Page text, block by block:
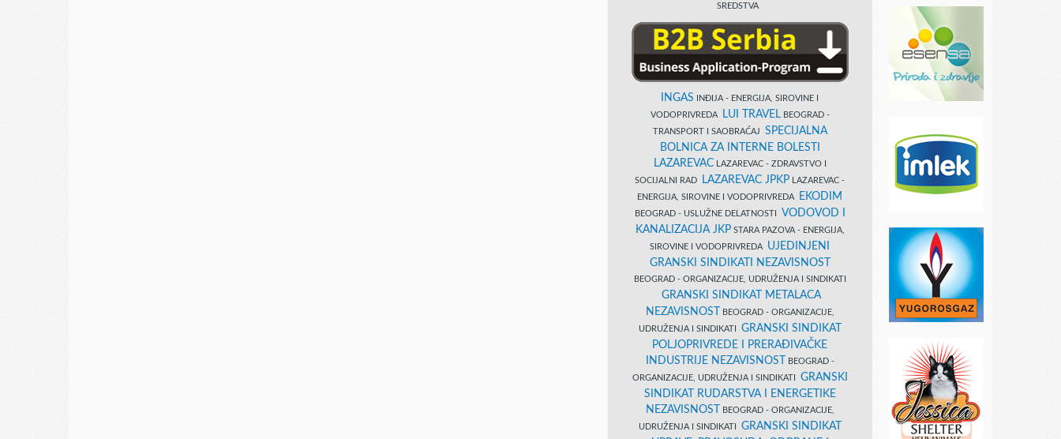
SREDSTVA
INGAS INĐIJA - ENERGIJA, SIROVINE I
VODOPRIVREDA
LUI TRAVELBEOGRAD -
TRANSPORT I SAOBRAĆAJ SPECIJALNA
BOLNICA ZA INTERNE BOLESTI
LAZAREVACLAZAREVAC - ZDRAVSTVO I
SOCIJALNI RAD
LAZAREVAC JPKP LAZAREVAC -
ENERGIJA, SIROVINE I VODOPRIVREDA
EKODIM
BEOGRAD - USLUŽNE DELATNOSTI VODOVOD I
KANALIZACIJA JKPSTARA PAZOVA - ENERGIJA,
SIROVINE I VODOPRIVREDA UJEDINJENI
GRANSKI SINDIKATI NEZAVISNOST
BEOGRAD - ORGANIZACIJE, UDRUŽENJA I SINDIKATI
GRANSKI SINDIKAT METALACA
NEZAVISNOST
BEOGRAD - ORGANIZACIJE,
UDRUŽENJA I SINDIKATI GRANSKI SINDIKAT
POLJOPRIVREDE I PRERAĐIVAČKE
INDUSTRIJE NEZAVISNOST
BEOGRAD -
ORGANIZACIJE, UDRUŽENJA I SINDIKATI GRANSKI
SINDIKAT RUDARSTVA I ENERGETIKE
NEZAVISNOST
BEOGRAD - ORGANIZACIJE,
UDRUŽENJA I SINDIKATI GRANSKI SINDIKAT